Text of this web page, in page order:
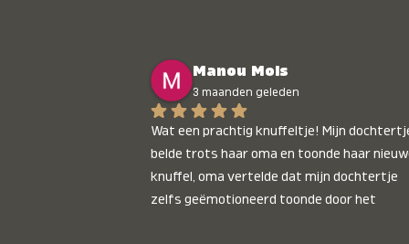
Manou Mols
3 maanden geleden
Wat een prachtig knuffeltje! Mijn
belde trots haar oma en toonde haar
knuffel, oma vertelde dat mijn dochtertje
zelfs geëmotioneerd toonde door het